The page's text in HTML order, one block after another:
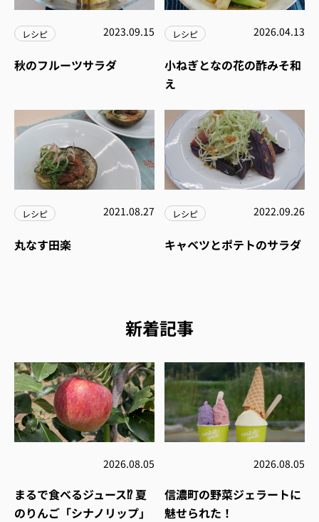
レシピ 2023.09.15
秋のフルーツサラダ
レシピ 2026.04.13
小ねぎとなの花の酢みそ和
え
レシピ 2021.08.27
丸なす田楽
レシピ 2022.09.26
キャベツとポテトのサラダ
新着記事
2026.08.05
まるで食べるジュース⁉︎ 夏
のりんご「シナノリップ」
2026.08.05
信濃町の野菜ジェラートに
魅せられた！